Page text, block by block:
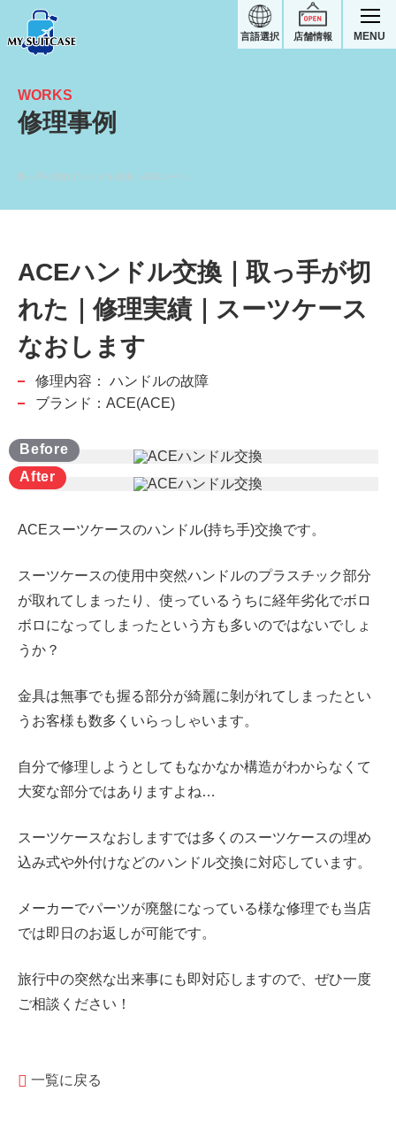
店舗情報
言語選択 MENU
WORKS
修理事例
ACEハンドル交換｜取っ手が切
れた｜修理実績｜スーツケース
なおします
修理内容：
ハンドルの故障
ブランド：ACE(ACE)
ACEスーツケースのハンドル(持ち手)交換です。
スーツケースの使用中突然ハンドルのプラスチック部分
が取れてしまったり、使っているうちに経年劣化でボロ
ボロになってしまったという方も多いのではないでしょ
うか？
金具は無事でも握る部分が綺麗に剝がれてしまったとい
うお客様も数多くいらっしゃいます。
自分で修理しようとしてもなかなか構造がわからなくて
大変な部分ではありますよね…
スーツケースなおしますでは多くのスーツケースの埋め
込み式や外付けなどのハンドル交換に対応しています。
メーカーでパーツが廃盤になっている様な修理でも当店
では即日のお返しが可能です。
旅行中の突然な出来事にも即対応しますので、ぜひ一度
ご相談ください！
一覧に戻る